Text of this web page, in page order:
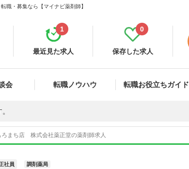
・募集なら【マイナビ薬剤師】
最近見た求人
1
保存した求人
0
会 転職ノウハウ 転職お役立ちガイド
まち店 株式会社薬正堂の薬剤師求人
社員 調剤薬局